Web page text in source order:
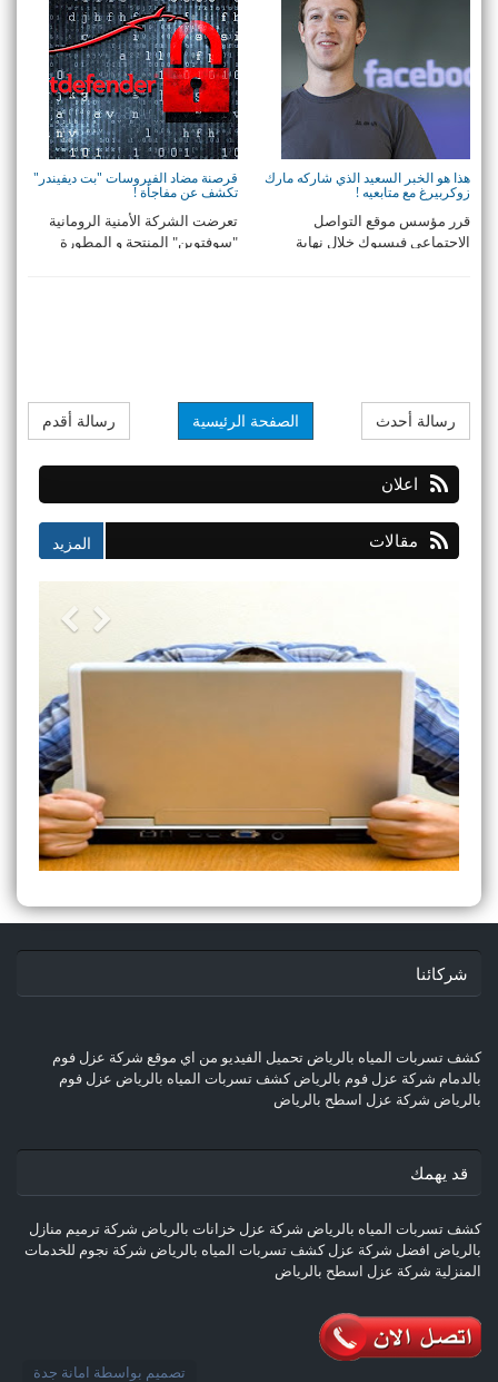
هذا هو الخبر السعيد الذي شاركه مارك
زوكربيرغ مع متابعيه !
قرر مؤسس موقع التواصل
الاجتماعي فيسبوك خلال نهاية
قرصنة مضاد الفيروسات "بت ديفيندر"
تكشف عن مفاجأة !
تعرضت الشركة الأمنية الرومانية
"سوفتوين" المنتجة و المطورة
رسالة أحدث رسالة أقدم الصفحة الرئيسية
اعلان
مقالات
شركائنا
كشف تسربات المياه بالرياض تحميل الفيديو من اي موقع شركة عزل فوم
بالدمام شركة عزل فوم بالرياض كشف تسربات المياه بالرياض عزل فوم
بالرياض شركة عزل اسطح بالرياض
قد يهمك
كشف تسربات المياه بالرياض شركة عزل خزانات بالرياض شركة ترميم منازل
بالرياض افضل شركة عزلكشف تسربات المياه بالرياض شركة نجوم للخدمات
المنزلية شركة عزل اسطح بالرياض
تصميم بواسطة امانة جدة